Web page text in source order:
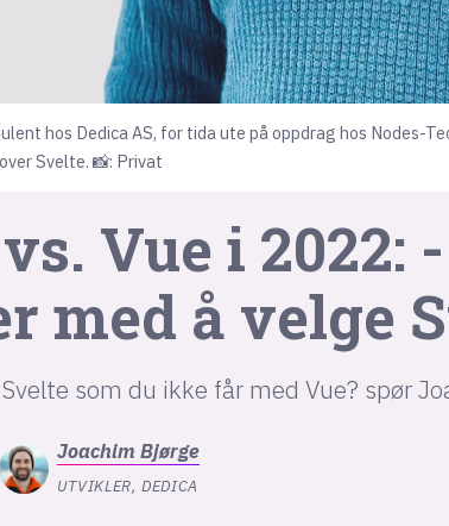
hos Dedica AS, for tida ute på oppdrag hos Nodes-
Svelte. 📸: Privat
Vue i 2022:
med å velge
som du ikke får med Vue? spør
Joachim Bjørge
UTVIKLER, DEDICA